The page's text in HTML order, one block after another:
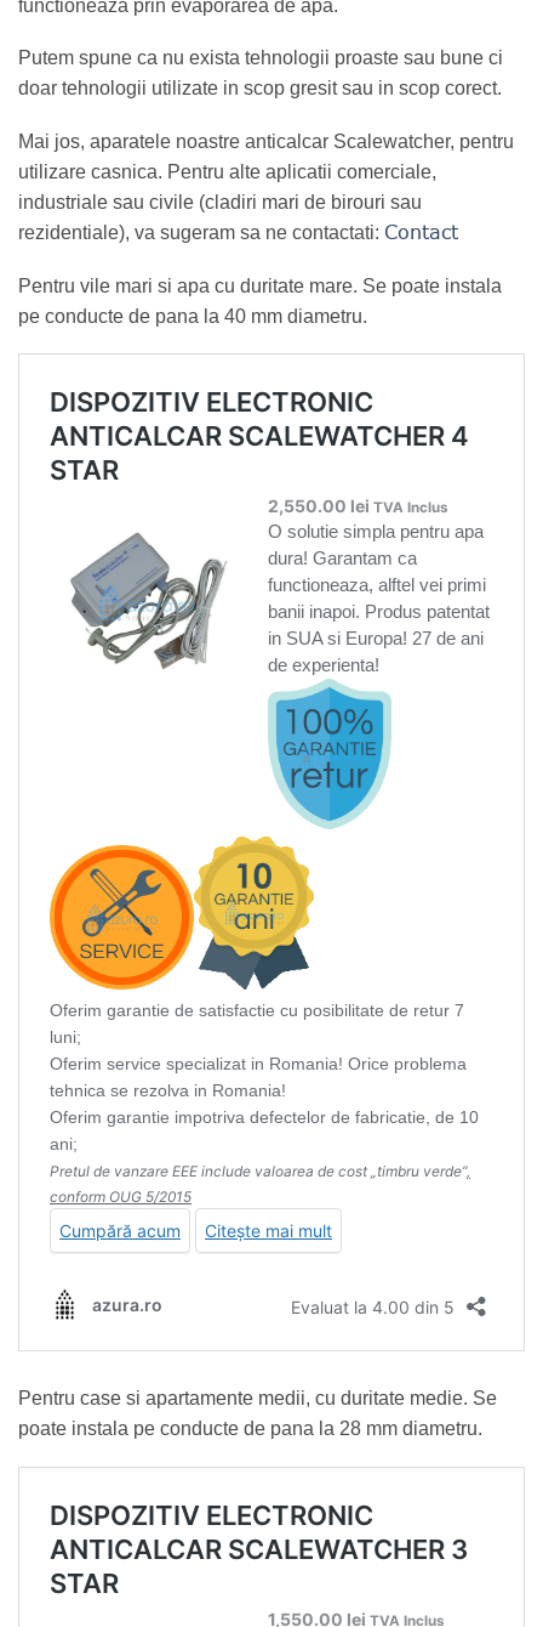
functioneaza prin evaporarea de apa.
Putem spune ca nu exista tehnologii proaste sau bune ci
doar tehnologii utilizate in scop gresit sau in scop corect.
Mai jos, aparatele noastre anticalcar Scalewatcher, pentru
utilizare casnica. Pentru alte aplicatii comerciale,
industriale sau civile (cladiri mari de birouri sau
rezidentiale), va sugeram sa ne contactati: Contact
Pentru vile mari si apa cu duritate mare. Se poate instala
pe conducte de pana la 40 mm diametru.
Pentru case si apartamente medii, cu duritate medie. Se
poate instala pe conducte de pana la 28 mm diametru.